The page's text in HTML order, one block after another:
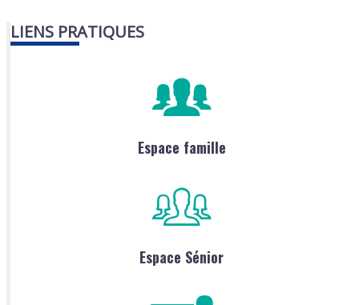
LIENS PRATIQUES
Espace famille
Espace Sénior